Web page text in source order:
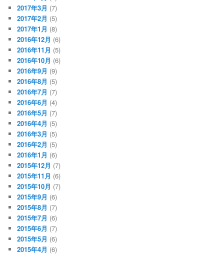
2017年3月 (7)
2017年2月 (5)
2017年1月 (8)
2016年12月 (6)
2016年11月 (5)
2016年10月 (6)
2016年9月 (9)
2016年8月 (5)
2016年7月 (7)
2016年6月 (4)
2016年5月 (7)
2016年4月 (5)
2016年3月 (5)
2016年2月 (5)
2016年1月 (6)
2015年12月 (7)
2015年11月 (6)
2015年10月 (7)
2015年9月 (6)
2015年8月 (7)
2015年7月 (6)
2015年6月 (7)
2015年5月 (6)
2015年4月 (6)